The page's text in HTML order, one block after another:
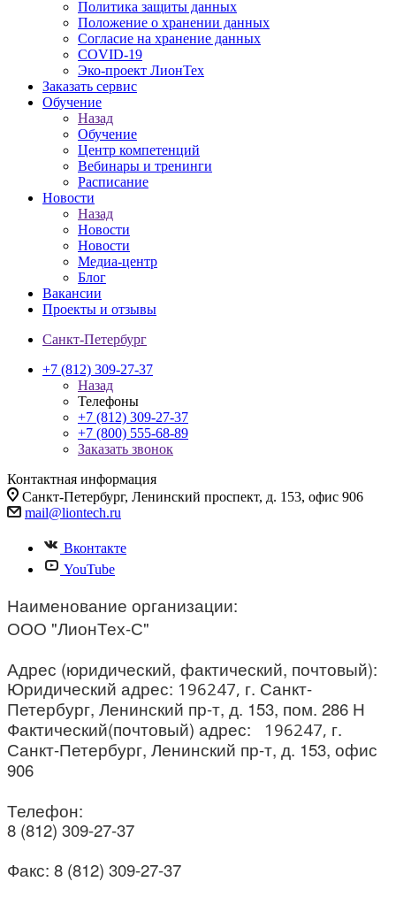
Политика защиты данных
Положение о хранении данных
Согласие на хранение данных
COVID-19
Эко-проект ЛионТех
Заказать сервис
Обучение
Назад
Обучение
Центр компетенций
Вебинары и тренинги
Расписание
Новости
Назад
Новости
Новости
Медиа-центр
Блог
Вакансии
Проекты и отзывы
Санкт-Петербург
+7 (812) 309-27-37
Назад
Телефоны
+7 (812) 309-27-37
+7 (800) 555-68-89
Заказать звонок
Контактная информация
Санкт-Петербург, Ленинский проспект, д. 153, офис 906
mail@liontech.ru
Вконтакте
YouTube
Наименование организации:
ООО "ЛионТех-С"
Адрес (юридический, фактический, почтовый):
Юридический адрес: 196247, г. Санкт-
Петербург, Ленинский пр-т, д. 153, пом. 286 Н
Фактический(почтовый) адрес: 196247, г.
Санкт-Петербург, Ленинский пр-т, д. 153, офис
906
Телефон:
8 (812) 309-27-37
Факс: 8 (812) 309-27-37